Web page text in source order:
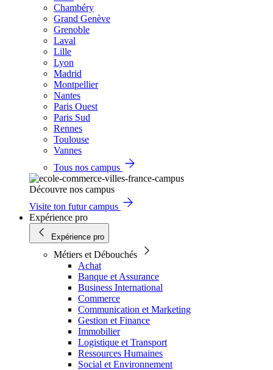
Chambéry
Grand Genève
Grenoble
Laval
Lille
Lyon
Madrid
Montpellier
Nantes
Paris Ouest
Paris Sud
Rennes
Toulouse
Vannes
Tous nos campus
Découvre nos campus
Visite ton futur campus
Expérience pro
Expérience pro
Métiers et Débouchés
Achat
Banque et Assurance
Business International
Commerce
Communication et Marketing
Gestion et Finance
Immobilier
Logistique et Transport
Ressources Humaines
Social et Environnement